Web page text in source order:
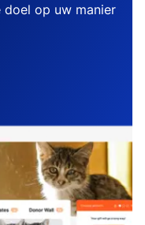
op uw manier